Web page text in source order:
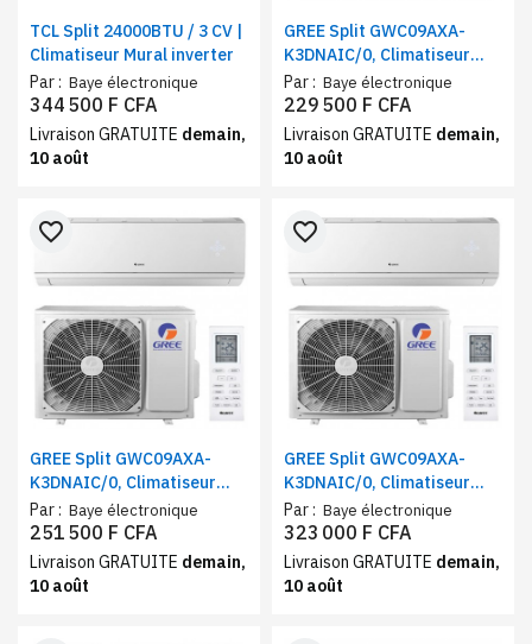
TCL Split 24000BTU / 3 CV |
Climatiseur Mural inverter
Par : Baye électronique
344 500 F CFA
Livraison GRATUITE demain,
10 août
GREE Split GWC09AXA-
K3DNAIC/0, Climatiseur
inverter, Réfrigérant R410A
9000BTU
Par : Baye électronique
229 500 F CFA
Livraison GRATUITE demain,
10 août
GREE Split GWC09AXA-
K3DNAIC/0, Climatiseur
inverter, Réfrigérant R410A
Par : Baye électronique
favorite_border
251 500 F CFA
Livraison GRATUITE demain,
10 août
GREE Split GWC09AXA-
K3DNAIC/0, Climatiseur
inverter, Réfrigérant
R410A, 18000BTU 2CV
Par : Baye électronique
favorite_border
323 000 F CFA
Livraison GRATUITE demain,
10 août